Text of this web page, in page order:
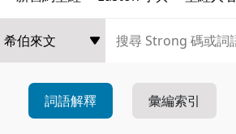
詞語解釋 彙編索引